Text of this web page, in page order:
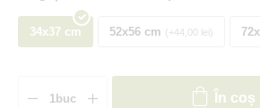
34x37 cm 52x56 cm +44,00 lei
În coș